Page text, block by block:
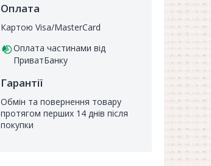
Оплата
Картою Visa/MasterCard
Оплата частинами від
ПриватБанку
Гарантії
Обмін та повернення товару
протягом перших 14 днів після
покупки